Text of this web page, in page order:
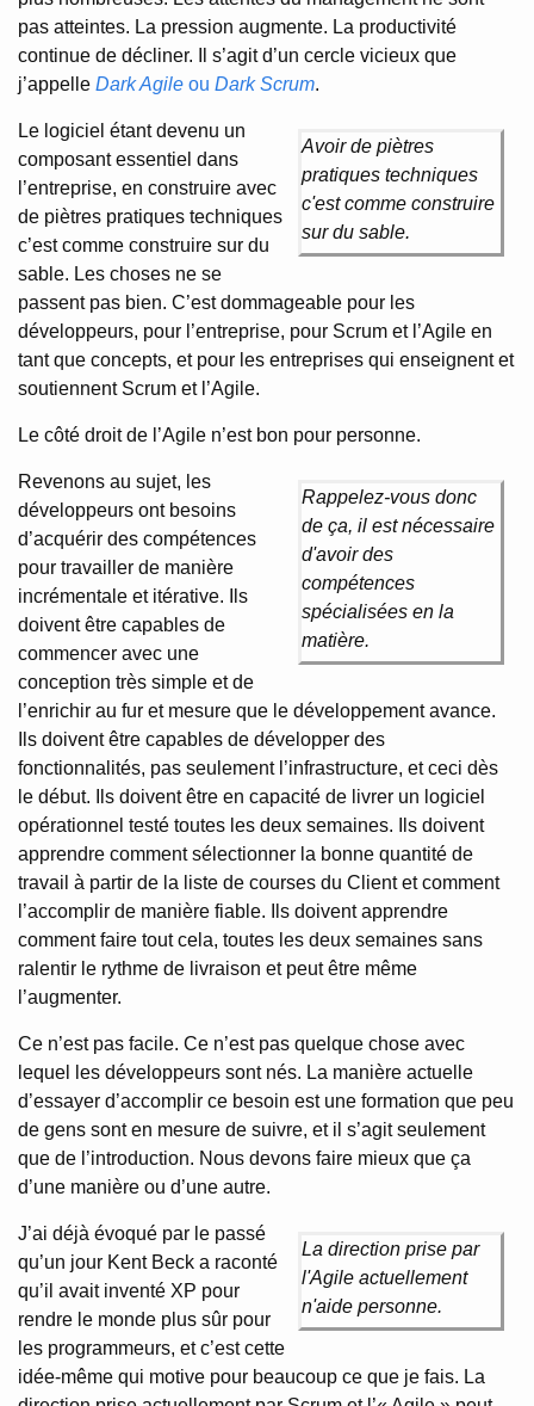
pas atteintes. La pression augmente. La productivité
continue de décliner. Il s’agit d’un cercle vicieux que
j’appelle Dark Agile ou Dark Scrum.
Avoir de piètres
pratiques techniques
c'est comme construire
sur du sable.
Le logiciel étant devenu un
composant essentiel dans
l’entreprise, en construire avec
de piètres pratiques techniques
c’est comme construire sur du
sable. Les choses ne se
passent pas bien. C’est dommageable pour les
développeurs, pour l’entreprise, pour Scrum et l’Agile en
tant que concepts, et pour les entreprises qui enseignent et
soutiennent Scrum et l’Agile.
Le côté droit de l’Agile n’est bon pour personne.
Rappelez-vous donc
de ça, il est nécessaire
d'avoir des
compétences
spécialisées en la
matière.
Revenons au sujet, les
développeurs ont besoins
d’acquérir des compétences
pour travailler de manière
incrémentale et itérative. Ils
doivent être capables de
commencer avec une
conception très simple et de
l’enrichir au fur et mesure que le développement avance.
Ils doivent être capables de développer des
fonctionnalités, pas seulement l’infrastructure, et ceci dès
le début. Ils doivent être en capacité de livrer un logiciel
opérationnel testé toutes les deux semaines. Ils doivent
apprendre comment sélectionner la bonne quantité de
travail à partir de la liste de courses du Client et comment
l’accomplir de manière fiable. Ils doivent apprendre
comment faire tout cela, toutes les deux semaines sans
ralentir le rythme de livraison et peut être même
l’augmenter.
Ce n’est pas facile. Ce n’est pas quelque chose avec
lequel les développeurs sont nés. La manière actuelle
d’essayer d’accomplir ce besoin est une formation que peu
de gens sont en mesure de suivre, et il s’agit seulement
que de l’introduction. Nous devons faire mieux que ça
d’une manière ou d’une autre.
La direction prise par
l'Agile actuellement
n'aide personne.
J’ai déjà évoqué par le passé
qu’un jour Kent Beck a raconté
qu’il avait inventé XP pour
rendre le monde plus sûr pour
les programmeurs, et c’est cette
idée-même qui motive pour beaucoup ce que je fais. La